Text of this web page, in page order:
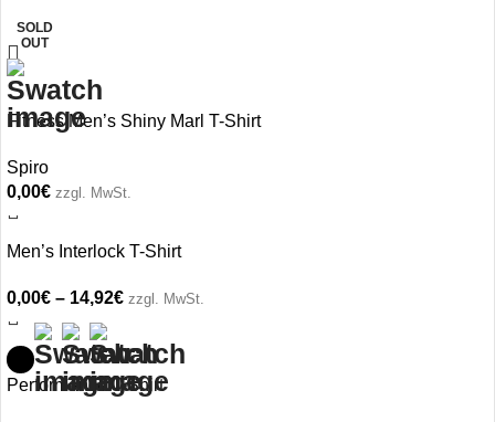
SOLD
OUT
Fitness Men’s Shiny Marl T-Shirt
Spiro
0,00€ zzgl. MwSt.
Men’s Interlock T-Shirt
0,00€ – 14,92€ zzgl. MwSt.
Performance T-Shirt